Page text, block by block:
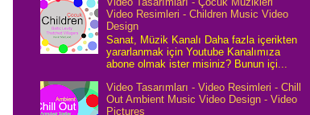
Video Resimleri - Children Music Video
Design
Sanat, Müzik Kanalı Daha fazla içerikten
yararlanmak için Youtube Kanalımıza
abone olmak ister misiniz? Bunun içi...
Video Tasarımları - Video Resimleri - Chill
Out Ambient Music Video Design - Video
Pictures